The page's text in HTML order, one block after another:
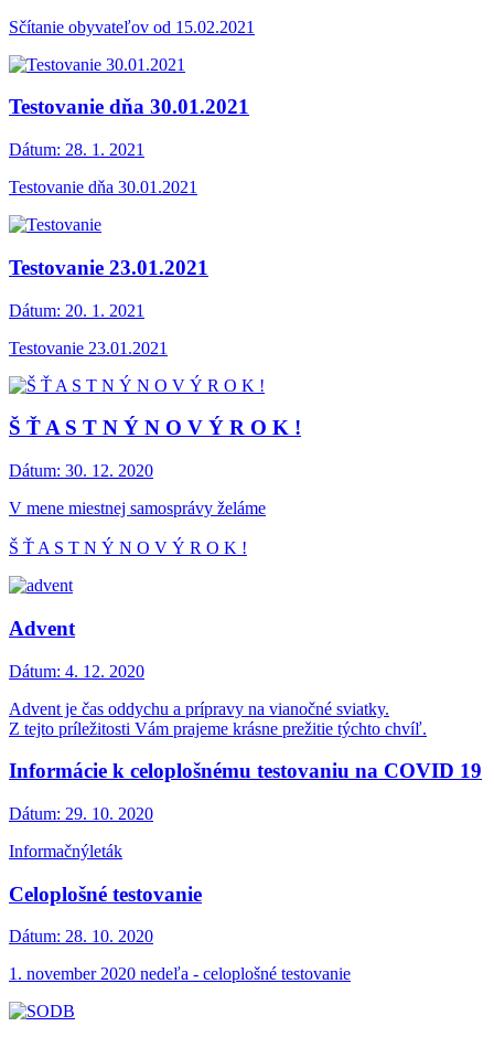
Sčítanie obyvateľov od 15.02.2021
Testovanie dňa 30.01.2021
Dátum: 28. 1. 2021
Testovanie dňa 30.01.2021
Testovanie 23.01.2021
Dátum: 20. 1. 2021
Testovanie 23.01.2021
Š Ť A S T N Ý N O V Ý R O K !
Dátum: 30. 12. 2020
V mene miestnej samosprávy želáme
Š Ť A S T N Ý N O V Ý R O K !
Advent
Dátum: 4. 12. 2020
Advent je čas oddychu a prípravy na vianočné sviatky.
Z tejto príležitosti Vám prajeme krásne prežitie týchto chvíľ.
Informácie k celoplošnému testovaniu na COVID 19
Dátum: 29. 10. 2020
Informačnýleták
Celoplošné testovanie
Dátum: 28. 10. 2020
1. november 2020 nedeľa - celoplošné testovanie